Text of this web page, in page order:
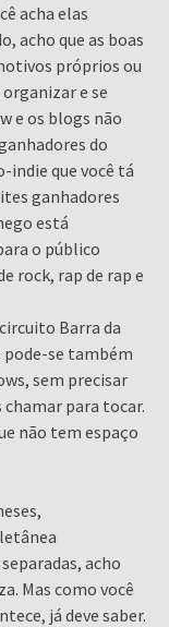
acha elas
acho que as boas
próprios ou
e se
e os blogs não
do
indie que você tá
ganhadores
está
o público
rock, rap de rap e
Barra da
pode-se também
sem precisar
para tocar.
não tem espaço
acho
Mas como você
já deve saber.